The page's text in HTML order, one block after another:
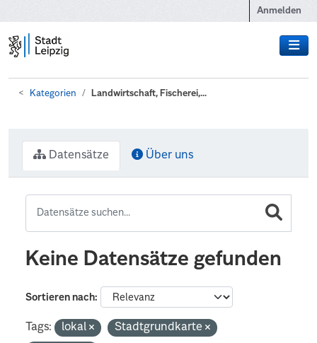
Anmelden
Kategorien Landwirtschaft, Fischerei,...
Datensätze Über uns
Keine Datensätze gefunden
Sortieren nach
Tags: lokal
Stadtgrundkarte